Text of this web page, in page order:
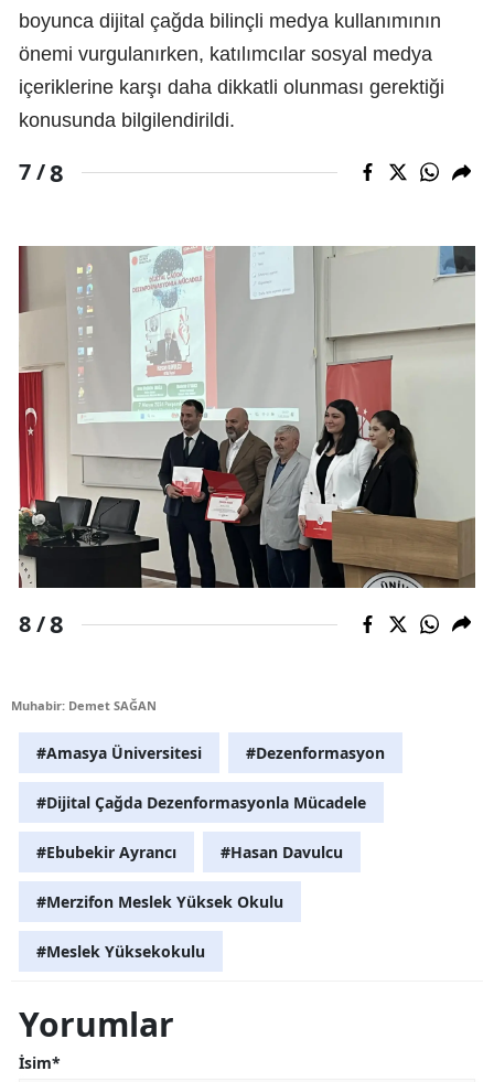
boyunca dijital çağda bilinçli medya kullanımının
önemi vurgulanırken, katılımcılar sosyal medya
içeriklerine karşı daha dikkatli olunması gerektiği
konusunda bilgilendirildi.
7 /8
8 /8
Muhabir: Demet SAĞAN
#Amasya Üniversitesi #Dezenformasyon
#Dijital Çağda Dezenformasyonla Mücadele
#Ebubekir Ayrancı #Hasan Davulcu
#Merzifon Meslek Yüksek Okulu
#Meslek Yüksekokulu
Yorumlar
İsim*